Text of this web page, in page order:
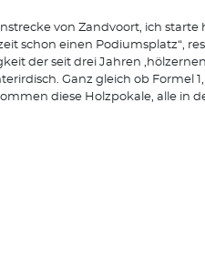
von Zandvoort, ich starte
schon einen Podiumsplatz“,
der seit drei Jahren
Ganz gleich ob Formel
diese Holzpokale, alle in